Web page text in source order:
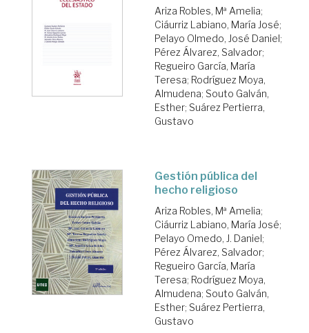
Ariza Robles, Mª Amelia;
Ciáurriz Labiano, María José;
Pelayo Olmedo, José Daniel;
Pérez Álvarez, Salvador;
Regueiro García, María
Teresa; Rodríguez Moya,
Almudena; Souto Galván,
Esther; Suárez Pertierra,
Gustavo
Gestión pública del
hecho religioso
Ariza Robles, Mª Amelia;
Ciáurriz Labiano, María José;
Pelayo Omedo, J. Daniel;
Pérez Álvarez, Salvador;
Regueiro García, María
Teresa; Rodríguez Moya,
Almudena; Souto Galván,
Esther; Suárez Pertierra,
Gustavo